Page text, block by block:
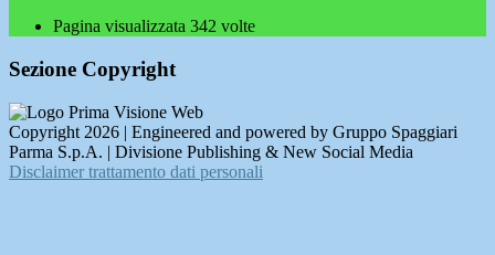
Pagina visualizzata 342 volte
Sezione Copyright
Copyright 2026 | Engineered and powered by Gruppo Spaggiari
Parma S.p.A. | Divisione Publishing & New Social Media
Disclaimer trattamento dati personali